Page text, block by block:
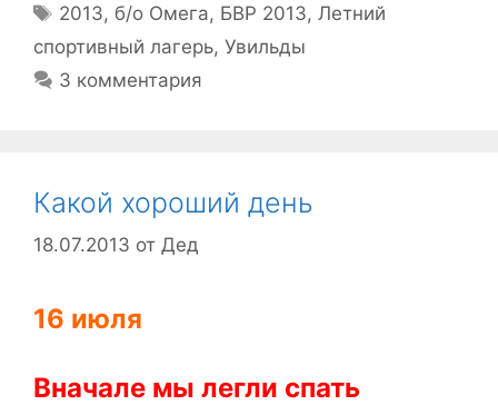
Метки
2013, б/о Омега, БВР 2013,Летний
спортивный лагерь, Увильды
3 комментария
Какой хороший день
18.07.2013 от Дед
16 июля
Вначале мы легли спать